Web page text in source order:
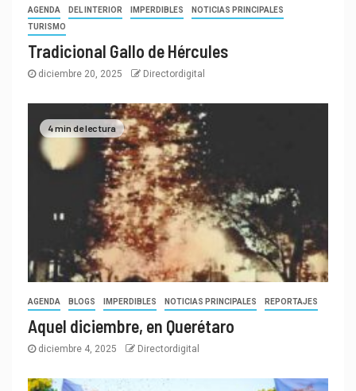
AGENDA DEL INTERIOR IMPERDIBLES
NOTICIAS PRINCIPALES
TURISMO
Tradicional Gallo de Hércules
diciembre 20, 2025 Directordigital
4 min de lectura
AGENDA BLOGS IMPERDIBLES NOTICIAS PRINCIPALES REPORTAJES
Aquel diciembre, en Querétaro
diciembre 4, 2025 Directordigital